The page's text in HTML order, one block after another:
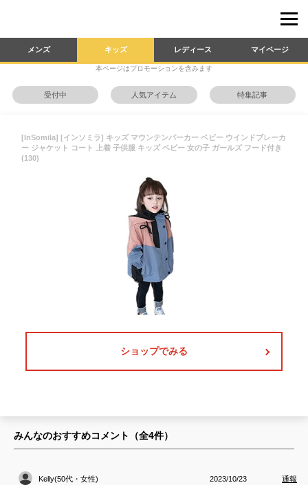
メンズ キッズ レディース マイページ
本ページはプロモーションを含みます
受付中 人気アイテム 特集記事
[InSomila] [インソミラ] キッズ マウンテンパーカー ベビー ウインドブレーカ
ー ジャケット コート 上着 子供服 キッズ ベビー 女の子 ガールズ フード付き
(130)
ショップでみる
みんなのおすすめコメント（全4件）
Kelly(50代・女性) 2023/10/23 通報